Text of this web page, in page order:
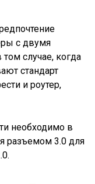
с двумя
случае, когда
стандарт
и роутер,
необходимо в
разъемом 3.0 для